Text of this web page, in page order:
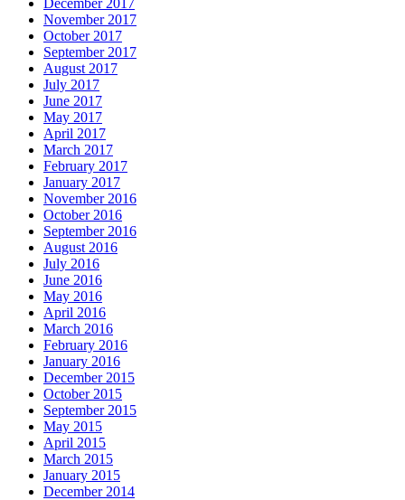
December 2017
November 2017
October 2017
September 2017
August 2017
July 2017
June 2017
May 2017
April 2017
March 2017
February 2017
January 2017
November 2016
October 2016
September 2016
August 2016
July 2016
June 2016
May 2016
April 2016
March 2016
February 2016
January 2016
December 2015
October 2015
September 2015
May 2015
April 2015
March 2015
January 2015
December 2014